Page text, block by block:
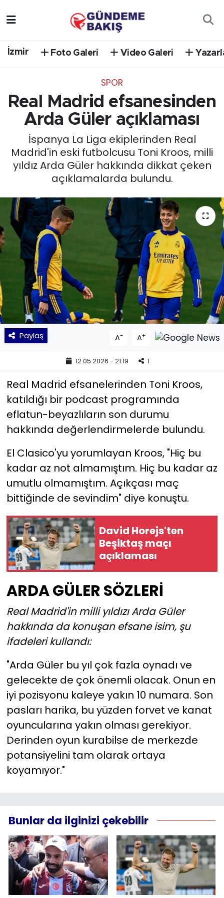
İzmir Foto Galeri Video Galeri
SPOR
Real Madrid efsanesinden
Arda Güler açıklaması
İspanya La Liga ekiplerinden Real
Madrid'in eski futbolcusu Toni Kroos, milli
yıldız Arda Güler hakkında dikkat çeken
açıklamalarda bulundu.
Paylaş A- A+
12.05.2026 - 21:19 1
Real Madrid efsanelerinden Toni Kroos,
katıldığı bir podcast programında
eflatun-beyazlıların son durumu
hakkında değerlendirmelerde bulundu.
El Clasico'yu yorumlayan Kroos, "Hiç bu
kadar az not almamıştım. Hiç bu kadar az
umutlu olmamıştım. Açıkçası maç
bittiğinde de sevindim" diye konuştu.
David Horejs'ten
Beşiktaş maçı
açıklaması
ARDA GÜLER SÖZLERİ
Real Madrid'in milli yıldızı Arda Güler
hakkında da konuşan efsane isim, şu
ifadeleri kullandı:
"Arda Güler bu yıl çok fazla oynadı ve
gelecekte de çok önemli olacak. Onun en
iyi pozisyonu kaleye yakın 10 numara. Son
pasları harika, bu yüzden forvet ve kanat
oyuncularına yakın olması gerekiyor.
Derinden oyun kurabilse de merkezde
potansiyelini tam olarak ortaya
koyamıyor."
Bunlar da ilginizi çekebilir
EGE
EĞİTİM
EKONOMİ
GÜNCEL
KÜLTÜR SANAT
MAGAZİN
POLİTİKA
SAĞLIK
Siyaset
SPOR
TEKNOLOJİ
Yaşam
YEREL POLİTİKA
YEREL YÖNETİMLER
Yurt
Süper Lig Puan Durumu ve Fikstür
Tüm Manşetler
Son Dakika Haberleri